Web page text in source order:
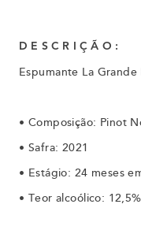
DESCRIÇÃO:
Espumante La Grande
• Composição: Pinot
• Safra: 2021
• Estágio: 24 meses
• Teor alcoólico: